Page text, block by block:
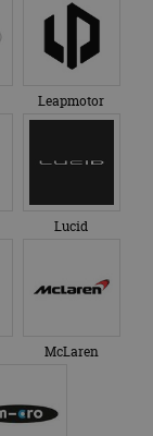
Leapmotor
Lucid
McLaren